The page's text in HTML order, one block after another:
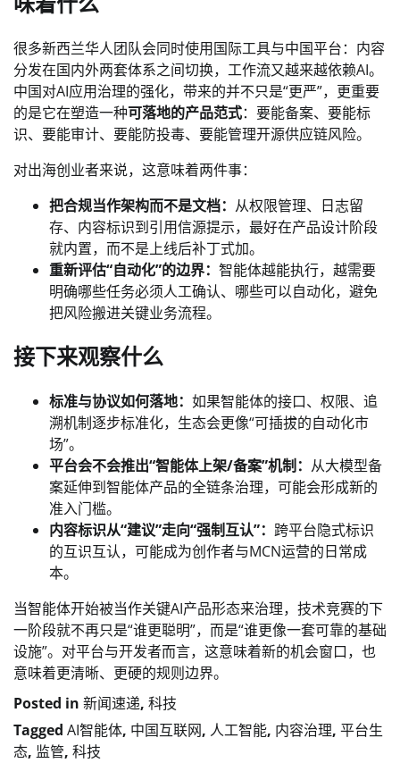
很多新西兰华人团队会同时使用国际工具与中国平台：内容
分发在国内外两套体系之间切换，工作流又越来越依赖AI。
中国对AI应用治理的强化，带来的并不只是“更严”，更重要
的是它在塑造一种可落地的产品范式：要能备案、要能标
识、要能审计、要能防投毒、要能管理开源供应链风险。
对出海创业者来说，这意味着两件事：
把合规当作架构而不是文档： 从权限管理、日志留
存、内容标识到引用信源提示，最好在产品设计阶段
就内置，而不是上线后补丁式加。
重新评估“自动化”的边界： 智能体越能执行，越需要
明确哪些任务必须人工确认、哪些可以自动化，避免
把风险搬进关键业务流程。
接下来观察什么
标准与协议如何落地： 如果智能体的接口、权限、追
溯机制逐步标准化，生态会更像“可插拔的自动化市
场”。
平台会不会推出“智能体上架/备案”机制： 从大模型备
案延伸到智能体产品的全链条治理，可能会形成新的
准入门槛。
内容标识从“建议”走向“强制互认”： 跨平台隐式标识
的互识互认，可能成为创作者与MCN运营的日常成
本。
当智能体开始被当作关键AI产品形态来治理，技术竞赛的下
一阶段就不再只是“谁更聪明”，而是“谁更像一套可靠的基础
设施”。对平台与开发者而言，这意味着新的机会窗口，也
意味着更清晰、更硬的规则边界。
Posted in 新闻速递, 科技
Tagged AI智能体, 中国互联网, 人工智能, 内容治理, 平台生
态, 监管, 科技